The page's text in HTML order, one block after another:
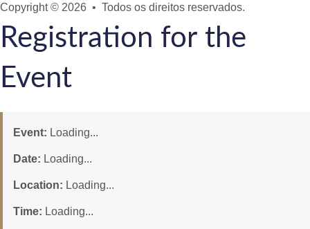
Copyright © 2026 • Todos os direitos reservados.
Registration for the
Event
Event: Loading...
Date: Loading...
Location: Loading...
Time: Loading...